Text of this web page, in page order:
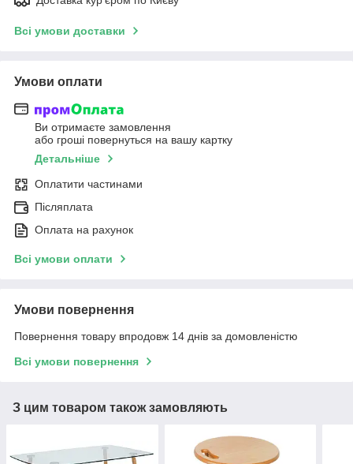
Всі умови доставки
Умови оплати
Ви отримаєте замовлення
або гроші повернуться на вашу картку
Детальніше
Оплатити частинами
Післяплата
Оплата на рахунок
Всі умови оплати
Умови повернення
Повернення товару впродовж 14 днів за домовленістю
Всі умови повернення
З цим товаром також замовляють